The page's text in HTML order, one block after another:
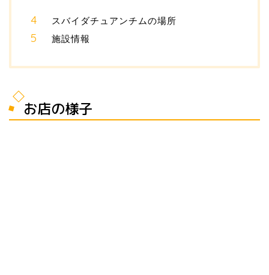
スバイダチュアンチムの場所
施設情報
お店の様子